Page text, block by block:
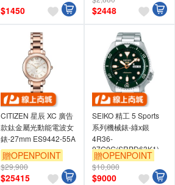
$1450 $2448
CITIZEN 星辰 XC 廣告
款鈦金屬光動能電波女
錶-27mm ES9442-55A
贈OPENPOINT
$29,900
$25415
SEIKO 精工 5 Sports
系列機械錶-綠x銀
4R36-
07G0G(SRPD63K1)
贈OPENPOINT
$10,000
$9000